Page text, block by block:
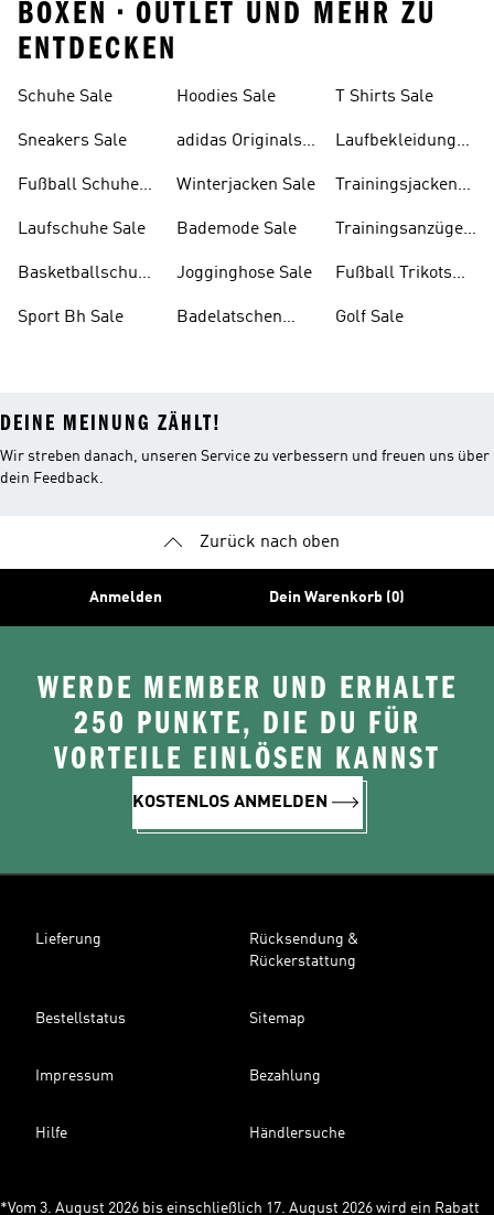
BOXEN • OUTLET UND MEHR ZU
ENTDECKEN
Schuhe Sale
Sneakers Sale
Fußball Schuhe
Laufschuhe Sale
Basketballschuhe
Sport Bh Sale
Hoodies Sale
adidas Originals
Winterjacken Sale
Bademode Sale
Jogginghose Sale
Badelatschen
T Shirts Sale
Laufbekleidung
Trainingsjacken
Trainingsanzüge
Fußball Trikots
Golf Sale
DEINE MEINUNG ZÄHLT!
Wir streben danach, unseren Service zu verbessern und freuen uns über
dein Feedback.
Zurück nach oben
Anmelden Dein Warenkorb (0)
WERDE MEMBER UND ERHALTE
250 PUNKTE, DIE DU FÜR
VORTEILE EINLÖSEN KANNST
KOSTENLOS ANMELDEN
Lieferung
Rücksendung &
Rückerstattung
Bestellstatus Sitemap
Impressum Bezahlung
Hilfe Händlersuche
*Vom 3. August 2026 bis einschließlich 17. August 2026 wird ein Rabatt